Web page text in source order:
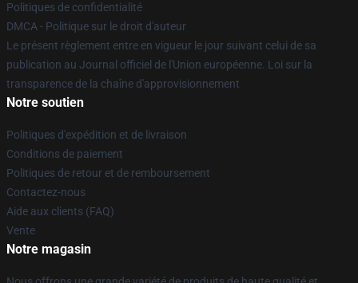
Politiques de confidentialité
DMCA - Politique sur le droit d'auteur
Le présent règlement entre en vigueur le jour suivant celui de sa
publication au Journal officiel de l'Union européenne. Loi sur la
transparence de la chaîne d'approvisionnement
Notre soutien
Politiques d'expédition et de livraison
Conditions de paiement
Politiques de retour et de remboursement
Contactez-nous
Aide aux clients (FAQ)
Vente
Notre magasin